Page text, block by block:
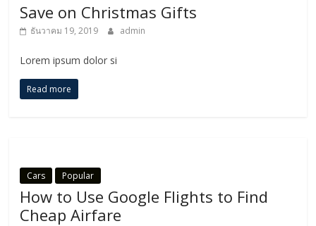
Save on Christmas Gifts
ธันวาคม 19, 2019 admin
Lorem ipsum dolor si
Read more
Cars Popular
How to Use Google Flights to Find
Cheap Airfare